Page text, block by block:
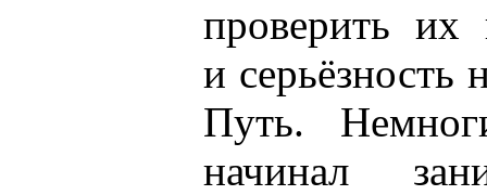
проверить их
и серьёзность
Путь.
начинал